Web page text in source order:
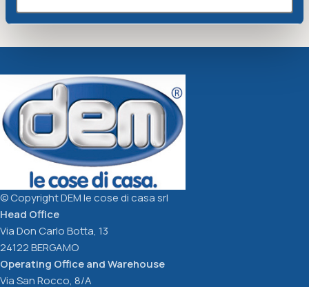
Greentime
15,68€
Add To Cart
14,25
Add To Cart
© Copyright DEM le cose di casa srl
Head Office
Via Don Carlo Botta, 13
24122 BERGAMO
Operating Office and Warehouse
Via San Rocco, 8/A